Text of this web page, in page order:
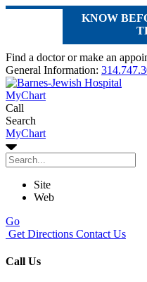
KNOW
Find a doctor or make an
General Information:
MyChart
Call
Search
MyChart
Site
Web
Go
Get Directions Contact Us
Call Us